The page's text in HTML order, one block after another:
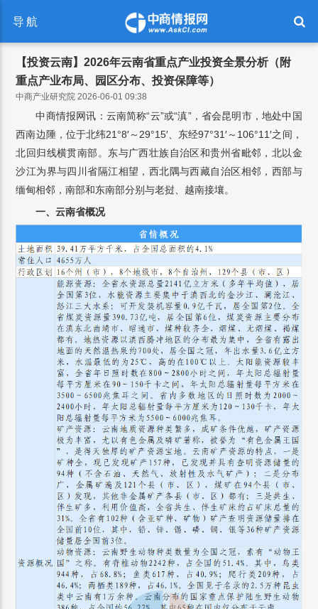
导航
【投资云南】2026年云南省重点产业投资全景分析（附
重点产业布局、园区分布、投资保障等）
中商产业研究院 2026-06-01 09:38
中商情报网讯：云南简称“云”或“滇”，省会昆明市，地处中国
西南边陲，位于北纬21°8′～29°15′、东经97°31′～106°11′之间，
北回归线横贯南部。东与广西壮族自治区和贵州省毗邻，北以金
沙江为界与四川省隔江相望，西北隅与西藏自治区相邻，西部与
缅甸相邻，南部和东南部分别与老挝、越南接壤。
一、云南省概况